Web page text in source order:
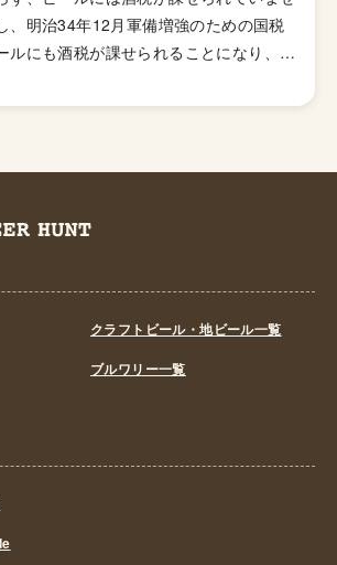
、明治34年12月軍備増強のための国税
ルにも酒税が課せられることになり、資
た。これによりビール作りは戦後しばら
ッターから60キロリッターに引き下げ
がおとずれます。これにより、再び小規
できました。ちなみ、地ビール製造免許
チゴビールと北海道のオホーツクビー
ル」が発売されました。 この経済政策
中に続々と地ビール製造業社が生まれ、
誕生しました。しかし、ただブームだけ
きた業社は、ビールの品質が低かった
徐々にその数を減らしていきました。
クラフトビール・地ビール一覧
ブルワリー一覧